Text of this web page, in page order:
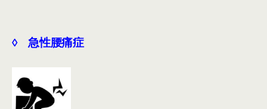
◊ 急性腰痛症